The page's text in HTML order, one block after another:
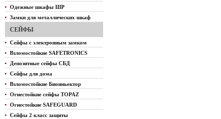
Одежные шкафы ШР
Замки для металлических шкаф
СЕЙФЫ
Сейфы с электронным замком
Взломостойкие SAFETRONICS
Депозитные сейфы СБД
Сейфы для дома
Взломостойкие Биоиньектор
Огнестойкие сейфы TOPAZ
Огнестойкие SAFEGUARD
Сейфы 2 класс защиты